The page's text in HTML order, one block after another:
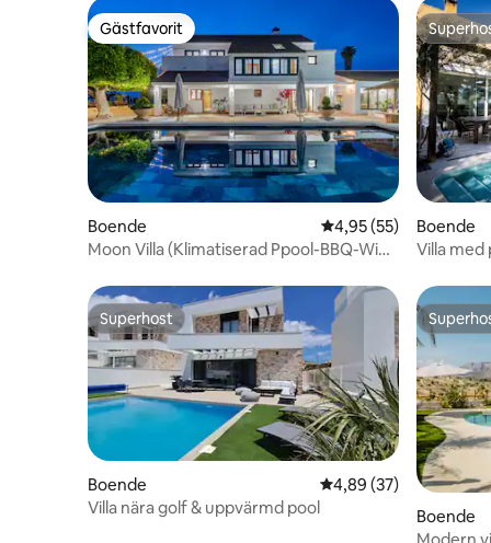
Gästfavorit
Gästfavorit
Boende 4,95 av 5 i
4,95 (55)
Moon Villa (Klimatiserad Ppool-BBQ-Wifi-
Boende
Villa med
Superhost
Superhost
Boende 4,89 av 5 i
4,89 (37)
Villa nära golf & uppvärmd pool
Boende